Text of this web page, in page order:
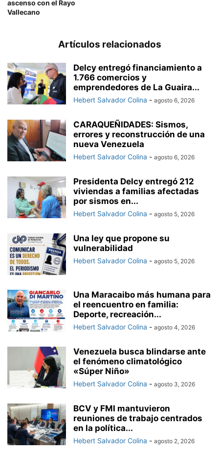
ascenso con el Rayo
Vallecano
Artículos relacionados
Delcy entregó financiamiento a
1.766 comercios y
emprendedores de La Guaira...
Hebert Salvador Colina - agosto 6, 2026
CARAQUEÑIDADES: Sismos,
errores y reconstrucción de una
nueva Venezuela
Hebert Salvador Colina - agosto 6, 2026
Presidenta Delcy entregó 212
viviendas a familias afectadas
por sismos en...
Hebert Salvador Colina - agosto 5, 2026
Una ley que propone su
vulnerabilidad
Hebert Salvador Colina - agosto 5, 2026
Una Maracaibo más humana para
el reencuentro en familia:
Deporte, recreación...
Hebert Salvador Colina - agosto 4, 2026
Venezuela busca blindarse ante
el fenómeno climatológico
«Súper Niño»
Hebert Salvador Colina - agosto 3, 2026
BCV y FMI mantuvieron
reuniones de trabajo centrados
en la política...
Hebert Salvador Colina - agosto 2, 2026